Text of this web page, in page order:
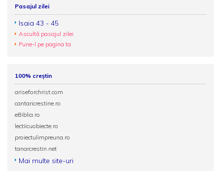
Pasajul zilei
Isaia 43 - 45
Ascultă pasajul zilei
Pune-l pe pagina ta
100% creștin
ariseforchrist.com
cantaricrestine.ro
eBiblia.ro
lectiicuobiecte.ro
proiectulimpreuna.ro
tanarcrestin.net
Mai multe site-uri